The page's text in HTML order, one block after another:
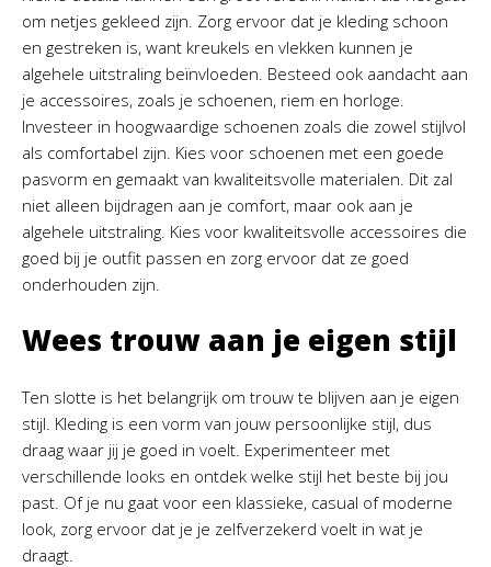
om netjes gekleed zijn. Zorg ervoor dat je kleding schoon
en gestreken is, want kreukels en vlekken kunnen je
algehele uitstraling beïnvloeden. Besteed ook aandacht aan
je accessoires, zoals je schoenen, riem en horloge.
Investeer in hoogwaardige schoenen zoals die zowel stijlvol
als comfortabel zijn. Kies voor schoenen met een goede
pasvorm en gemaakt van kwaliteitsvolle materialen. Dit zal
niet alleen bijdragen aan je comfort, maar ook aan je
algehele uitstraling. Kies voor kwaliteitsvolle accessoires die
goed bij je outfit passen en zorg ervoor dat ze goed
onderhouden zijn.
Wees trouw aan je eigen stijl
Ten slotte is het belangrijk om trouw te blijven aan je eigen
stijl. Kleding is een vorm van jouw persoonlijke stijl, dus
draag waar jij je goed in voelt. Experimenteer met
verschillende looks en ontdek welke stijl het beste bij jou
past. Of je nu gaat voor een klassieke, casual of moderne
look, zorg ervoor dat je je zelfverzekerd voelt in wat je
draagt.